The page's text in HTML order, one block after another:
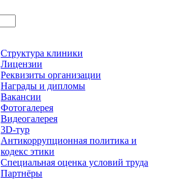
Структура клиники
Лицензии
Реквизиты организации
Награды и дипломы
Вакансии
Фотогалерея
Видеогалерея
3D-тур
Антикоррупционная политика и
кодекс этики
Специальная оценка условий труда
Партнёры